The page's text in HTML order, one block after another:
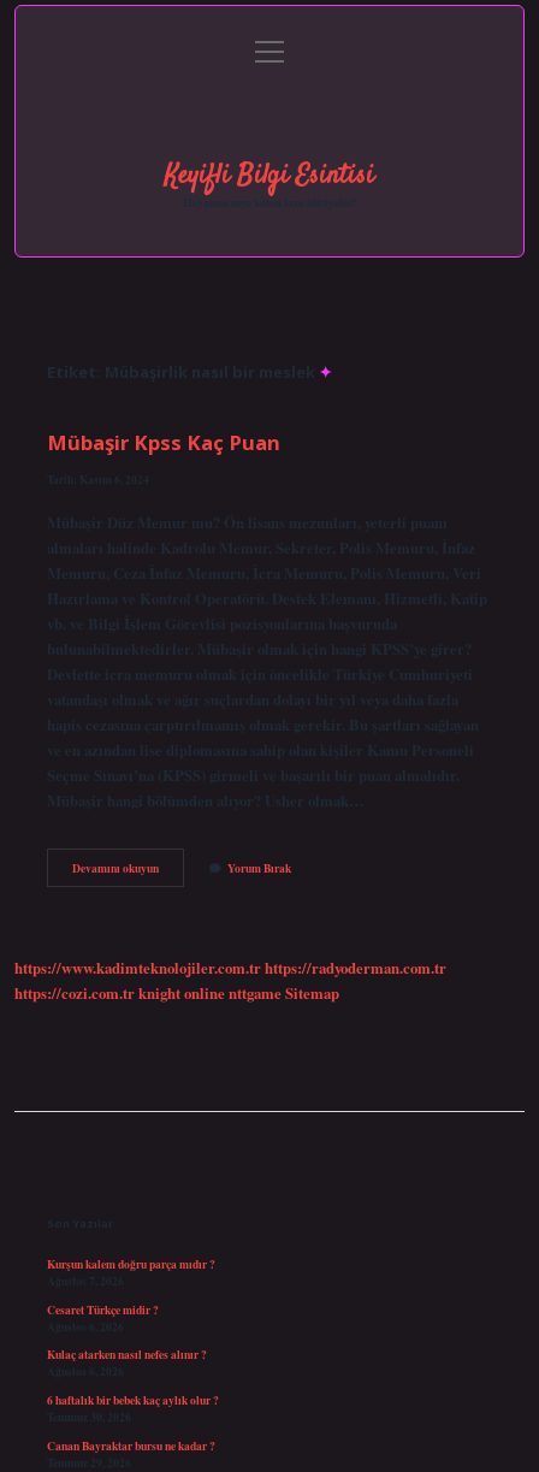
Gizlilik Politikası
menüyü
aç
Keyifli Bilgi Esintisi
Hayatına neşe katan kısa hikayeler!
Etiket: Mübaşirlik nasıl bir meslek
Mübaşir Kpss Kaç Puan
Tarih: Kasım 6, 2024
Mübaşir Düz Memur mu? Ön lisans mezunları, yeterli puanı
almaları halinde Kadrolu Memur, Sekreter, Polis Memuru, İnfaz
Memuru, Ceza İnfaz Memuru, İcra Memuru, Polis Memuru, Veri
Hazırlama ve Kontrol Operatörü, Destek Elemanı, Hizmetli, Katip
vb. ve Bilgi İşlem Görevlisi pozisyonlarına başvuruda
bulunabilmektedirler. Mübaşir olmak için hangi KPSS’ye girer?
Devlette icra memuru olmak için öncelikle Türkiye Cumhuriyeti
vatandaşı olmak ve ağır suçlardan dolayı bir yıl veya daha fazla
hapis cezasına çarptırılmamış olmak gerekir. Bu şartları sağlayan
ve en azından lise diplomasına sahip olan kişiler Kamu Personeli
Seçme Sınavı’na (KPSS) girmeli ve başarılı bir puan almalıdır.
Mübaşir hangi bölümden alıyor? Usher olmak…
Devamını okuyunMübaşir
Kpss
Yorum Bırak
https://www.kadimteknolojiler.com.trhttps://radyoderman.com.tr
https://cozi.com.trknight onlinenttgameSitemap
Son Yazılar
Kurşun kalem doğru parça mıdır ?
Ağustos 7, 2026
Cesaret Türkçe midir ?
Ağustos 6, 2026
Kulaç atarken nasıl nefes alınır ?
Ağustos 6, 2026
6 haftalık bir bebek kaç aylık olur ?
Temmuz 30, 2026
Canan Bayraktar bursu ne kadar ?
Temmuz 29, 2026